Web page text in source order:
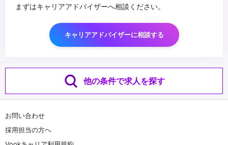
まずはキャリアアドバイザーへ相談ください。
キャリアアドバイザーに相談する
他の条件で求人を探す
お問い合わせ
採用担当の方へ